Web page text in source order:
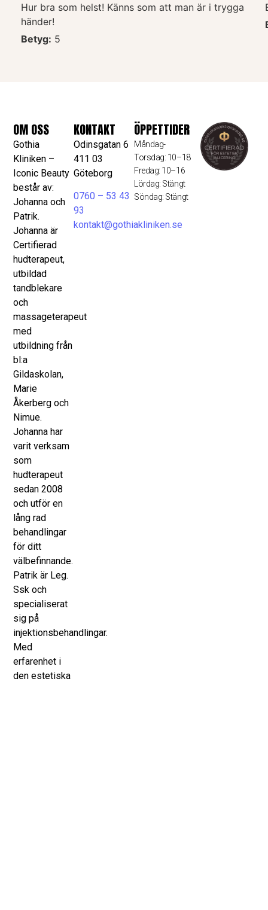
Hur bra som helst! Känns som att man är i trygga
händer!
Betyg: 5
OM OSS
Gothia
Kliniken –
Iconic Beauty
består av:
Johanna och
Patrik.
Johanna är
Certifierad
hudterapeut,
utbildad
tandblekare
och
massageterapeut
med
utbildning från
bl:a
Gildaskolan,
Marie
Åkerberg och
Nimue.
Johanna har
varit verksam
som
hudterapeut
sedan 2008
och utför en
lång rad
behandlingar
för ditt
välbefinnande.
Patrik är Leg.
Ssk och
specialiserat
sig på
injektionsbehandlingar.
Med
erfarenhet i
den estetiska
KONTAKT
Odinsgatan 6
411 03
Göteborg
0760 – 53 43
93
kontakt@gothiakliniken.se
ÖPPETTIDER
Måndag-
Torsdag: 10–18
Fredag: 10–16
Lördag: Stängt
Söndag: Stängt